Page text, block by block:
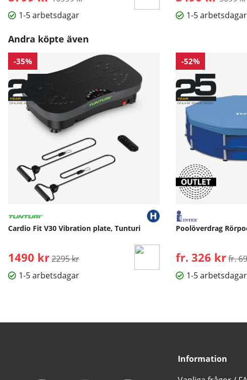
1-5 arbetsdagar
1-5 arbetsdagar
Andra köpte även
-35%
Cardio Fit V30 Vibration plate, Tunturi
1490 kr Ordinarie pris:
2295 kr
1-5 arbetsdagar
-52%
Poolöverdrag
fr. 326 krfr.
1-5 arbetsdagar
Information